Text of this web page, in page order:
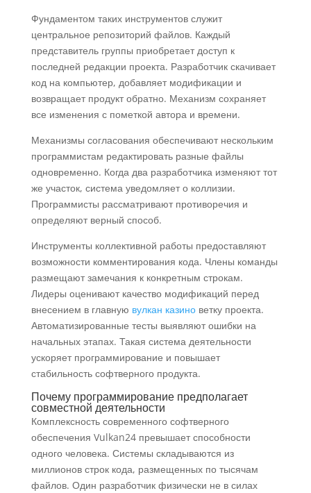
Фундаментом таких инструментов служит
центральное репозиторий файлов. Каждый
представитель группы приобретает доступ к
последней редакции проекта. Разработчик скачивает
код на компьютер, добавляет модификации и
возвращает продукт обратно. Механизм сохраняет
все изменения с пометкой автора и времени.
Механизмы согласования обеспечивают нескольким
программистам редактировать разные файлы
одновременно. Когда два разработчика изменяют тот
же участок, система уведомляет о коллизии.
Программисты рассматривают противоречия и
определяют верный способ.
Инструменты коллективной работы предоставляют
возможности комментирования кода. Члены команды
размещают замечания к конкретным строкам.
Лидеры оценивают качество модификаций перед
внесением в главную вулкан казиноветку проекта.
Автоматизированные тесты выявляют ошибки на
начальных этапах. Такая система деятельности
ускоряет программирование и повышает
стабильность софтверного продукта.
Почему программирование предполагает
совместной деятельности
Комплексность современного софтверного
обеспечения Vulkan24 превышает способности
одного человека. Системы складываются из
миллионов строк кода, размещенных по тысячам
файлов. Один разработчик физически не в силах